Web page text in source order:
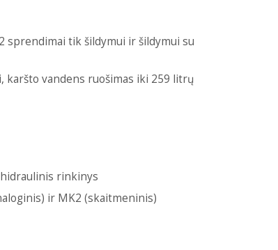
sprendimai tik šildymui ir šildymui su
karšto vandens ruošimas iki 259 litrų
rinkinys
ir MK2 (skaitmeninis)